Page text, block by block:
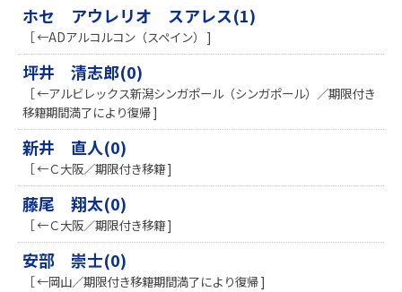
ホセ アウレリオ スアレス(1)
［ ←ADアルコルコン（スペイン） ]
坪井 清志郎(0)
［ ←アルビレックス新潟シンガポール（シンガポール）／期限付き
移籍期間満了により復帰 ]
新井 直人(0)
［ ←Ｃ大阪／期限付き移籍 ]
藤尾 翔太(0)
［ ←Ｃ大阪／期限付き移籍 ]
安部 崇士(0)
［ ←岡山／期限付き移籍期間満了により復帰 ]